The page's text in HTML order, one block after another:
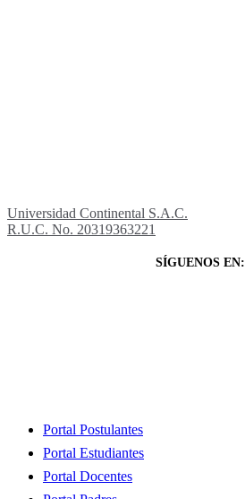
Universidad Continental S.A.C.
R.U.C. No. 20319363221
SÍGUENOS EN:
Close
Portal Postulantes
Portal Estudiantes
Portal Docentes